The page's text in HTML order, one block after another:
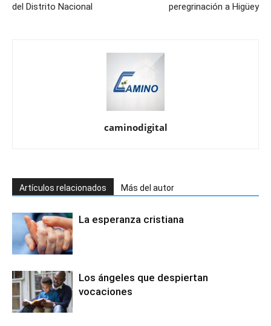
del Distrito Nacional
peregrinación a Higüey
caminodigital
Artículos relacionados Más del autor
La esperanza cristiana
Los ángeles que despiertan
vocaciones